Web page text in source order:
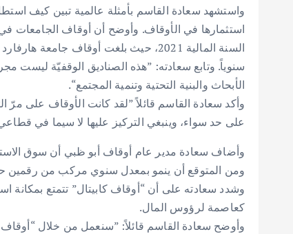
واستشهد سعادة القاسم بأمثلة عالمية تبين كيف
سنوياً. وتابع سعادته: ”هذه الصناديق الوقفيّة ليست
الأبحاث والبنية التحتية وتنمية المجتمع“.
وأكد سعادة القاسم قائلاً ”لقد كانت الأوقاف على مرّ
على حد سواء، وينبغي التركيز عليها لا سيما في
وشدد سعادته على أن “أوقاف كابيتال” تتمتع بمكانة
كعاصمة لرؤوس المال.
وأوضح سعادة القاسم قائلاً: ”سنعمل من خلال